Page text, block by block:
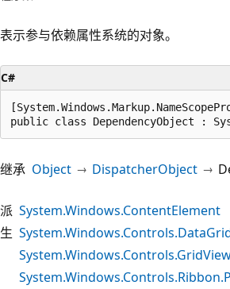
表示参与依赖属性系统的对象。
C#
public class DependencyObject :
继承 Object DispatcherObject
派
生
System.Windows.ContentElement